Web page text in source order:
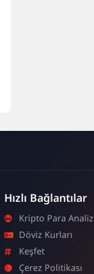
Hızlı Bağlantılar
Kripto Para Analiz
Döviz Kurları
Keşfet
Çerez Politikası